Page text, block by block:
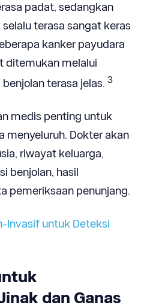
padat, sedangkan
terasa sangat keras
kanker payudara
ditemukan melalui
terasa jelas. 3
medis penting untuk
menyeluruh. Dokter akan
riwayat keluarga,
benjolan, hasil
pemeriksaan penunjang.
Invasif untuk Deteksi
dan Ganas